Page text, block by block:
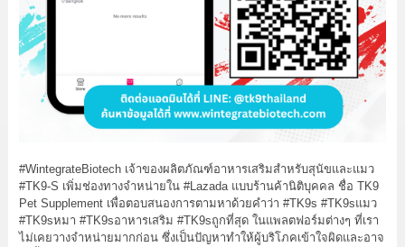
#WintegrateBiotechเจ้าของผลิตภัณฑ์อาหารเสริมสำหรับสุนัขและแมว
#TK9-S เพิ่มช่องทางจำหน่ายใน #Lazadaแบบร้านค้านิติบุคคล ชื่อ TK9
Pet Supplement เพื่อตอบสนองการตามหาด้วยคำว่า #TK9s #TK9sแมว
#TK9sหมา #TK9sอาหารเสริม #TK9sถูกที่สุดในแพลตฟอร์มต่างๆ ที่เรา
ไม่เคยวางจำหน่ายมากก่อน ซึ่งเป็นปัญหาทำให้ผู้บริโภคเข้าใจผิดและอาจ